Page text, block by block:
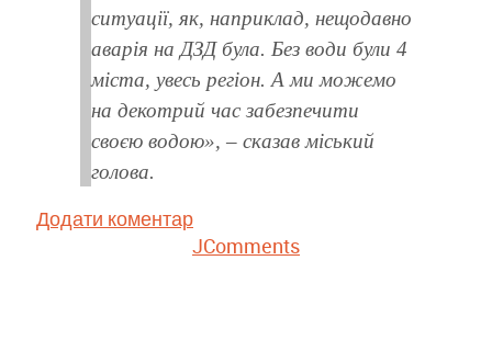
ситуації, як, наприклад, нещодавно
аварія на ДЗД була. Без води були 4
міста, увесь регіон. А ми можемо
на декотрий час забезпечити
своєю водою», – сказав міський
голова.
Додати коментар
JComments